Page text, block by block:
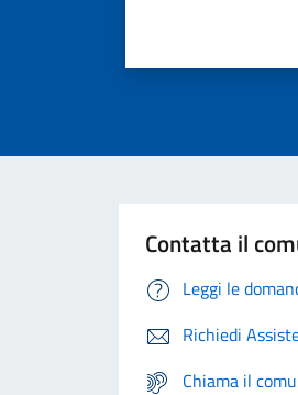
Contatta il
Leggi le
Richiedi
Chiama il